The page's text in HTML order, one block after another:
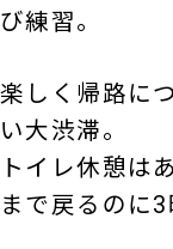
び練習。
楽しく帰路に
い大渋滞。
トイレ休憩は
まで戻るのに